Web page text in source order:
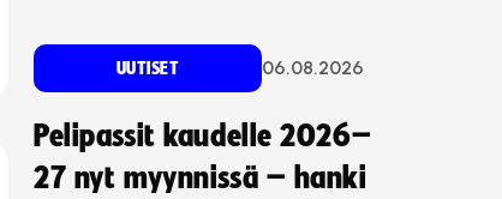
UUTISET 06.08.2026
Pelipassit kaudelle 2026–
27 nyt myynnissä – hanki